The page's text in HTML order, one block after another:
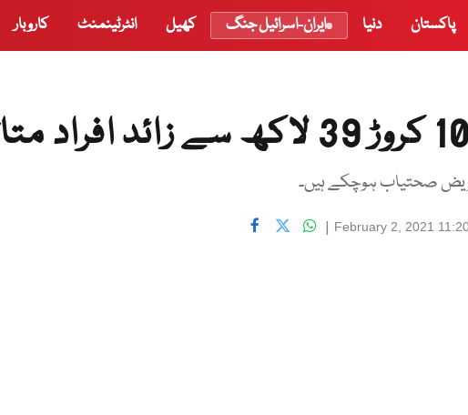
پاکستان دنیا ایران-اسرائیل جنگ کھیل انٹرٹینمنٹ کاروبار
February 2, 2021
|